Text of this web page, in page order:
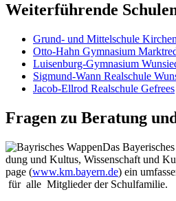
Wei­ter­füh­ren­de
Grund- und Mit­tel­schu­le
Otto-Hahn Gym­na­si­um
Lui­sen­burg-Gym­na­si­um
Sig­mund-Wann Real­schu­le
Jacob-Ell­rod Real­schu­le Gefrees
Fra­gen zu Bera­tung
Das
dung und Kul­tus, Wis­sen­schaft und
page (www.km.bayern.de) ein
für alle Mit­glie­der der Schul­fa­mi­lie.